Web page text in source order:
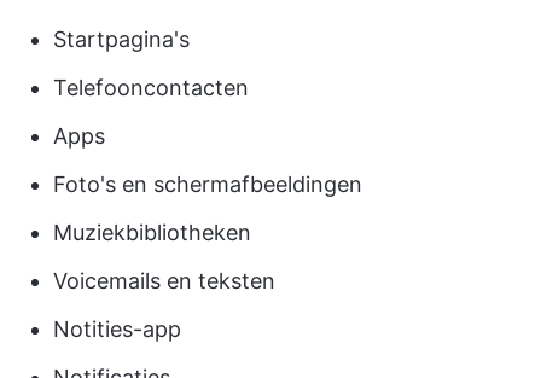
Startpagina's
Telefooncontacten
Apps
Foto's en schermafbeeldingen
Muziekbibliotheken
Voicemails en teksten
Notities-app